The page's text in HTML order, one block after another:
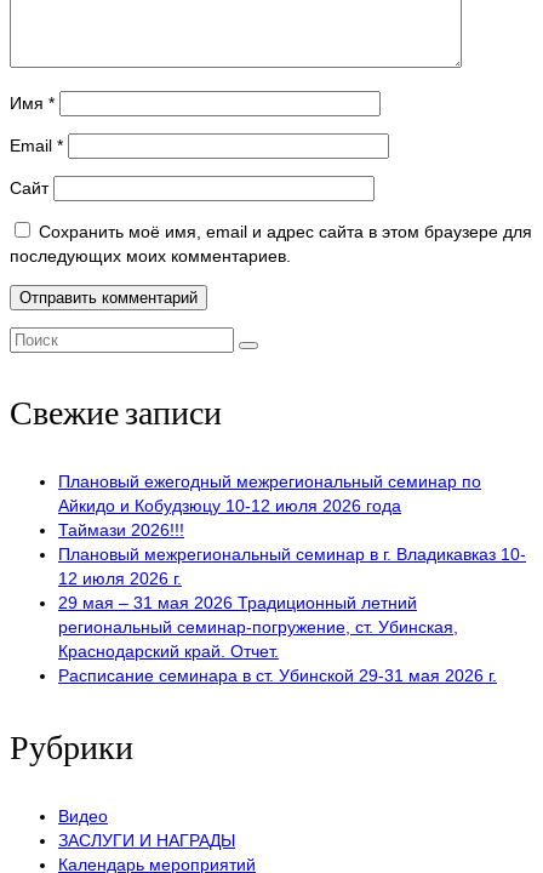
Имя *
Email *
Сайт
Сохранить моё имя, email и адрес сайта в этом браузере для
последующих моих комментариев.
Поиск:
Свежие записи
Плановый ежегодный межрегиональный семинар по
Айкидо и Кобудзюцу 10-12 июля 2026 года
Таймази 2026!!!
Плановый межрегиональный семинар в г. Владикавказ 10-
12 июля 2026 г.
29 мая – 31 мая 2026 Традиционный летний
региональный семинар-погружение, ст. Убинская,
Краснодарский край. Отчет.
Расписание семинара в ст. Убинской 29-31 мая 2026 г.
Рубрики
Видео
ЗАСЛУГИ И НАГРАДЫ
Календарь мероприятий